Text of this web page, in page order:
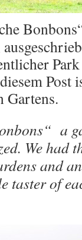
Post
Gartens.
a
We had
and
of